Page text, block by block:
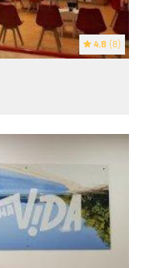
4.8 (8)